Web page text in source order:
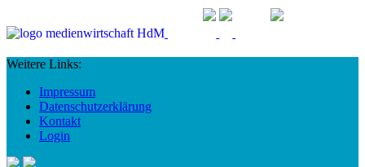
Weitere Links:
Impressum
Datenschutzerklärung
Kontakt
Login